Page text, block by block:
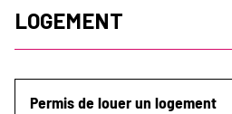
Fil
d'Ariane
Logement
Permis de louer un logement